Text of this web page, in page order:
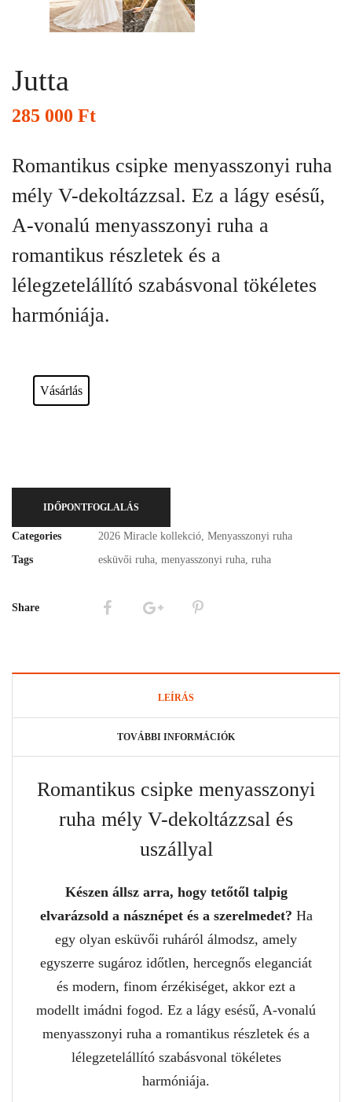
Jutta
285 000 Ft
Romantikus csipke menyasszonyi ruha
mély V-dekoltázzsal. Ez a lágy esésű,
A-vonalú menyasszonyi ruha a
romantikus részletek és a
lélegzetelállító szabásvonal tökéletes
harmóniája.
Vásárlás
IDŐPONTFOGLALÁS
Categories 2026 Miracle kollekció, Menyasszonyi ruha
Tags
esküvői ruha, menyasszonyi ruha, ruha
Share
LEÍRÁS
TOVÁBBI INFORMÁCIÓK
Romantikus csipke menyasszonyi
ruha mély V-dekoltázzsal és
uszállyal
Készen állsz arra, hogy tetőtől talpig
elvarázsold a násznépet és a szerelmedet? Ha
egy olyan esküvői ruháról álmodsz, amely
egyszerre sugároz időtlen, hercegnős eleganciát
és modern, finom érzékiséget, akkor ezt a
modellt imádni fogod. Ez a lágy esésű, A-vonalú
menyasszonyi ruha a romantikus részletek és a
lélegzetelállító szabásvonal tökéletes
harmóniája.